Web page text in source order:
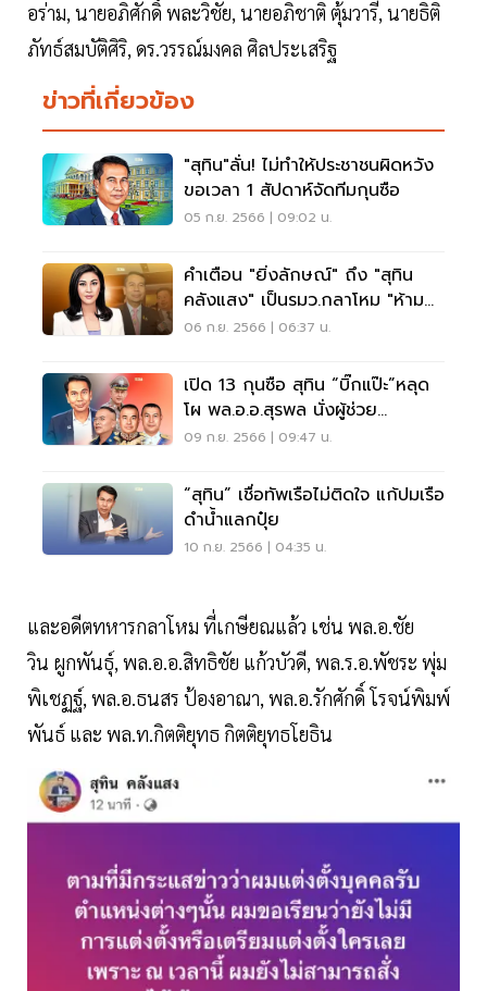
อร่าม, นายอภิศักดิ์ พละวิชัย, นายอภิชาติ ตุ้มวารี, นายธิติ
ภัทธ์สมบัติศิริ, ดร.วรรณ์มงคล ศิลประเสริฐ
ข่าวที่เกี่ยวข้อง
"สุทิน"ลั่น! ไม่ทำให้ประชาชนผิดหวัง
ขอเวลา 1 สัปดาห์จัดทีมกุนซือ
05 ก.ย. 2566 | 09:02 น.
คำเตือน "ยิ่งลักษณ์" ถึง "สุทิน
คลังแสง" เป็นรมว.กลาโหม "ห้าม
กร่าง"
06 ก.ย. 2566 | 06:37 น.
เปิด 13 กุนซือ สุทิน “บิ๊กแป๊ะ”หลุด
โผ พล.อ.อ.สุรพล นั่งผู้ช่วย
รมต.กลาโหม
09 ก.ย. 2566 | 09:47 น.
“สุทิน” เชื่อทัพเรือไม่ติดใจ แก้ปมเรือ
ดำน้ำแลกปุ๋ย
10 ก.ย. 2566 | 04:35 น.
และอดีตทหารกลาโหม ที่เกษียณแล้ว เช่น พล.อ.ชัย
วิน ผูกพันธุ์, พล.อ.อ.สิทธิชัย แก้วบัวดี, พล.ร.อ.พัชระ พุ่ม
พิเชฏฐ์, พล.อ.ธนสร ป้องอาณา, พล.อ.รักศักดิ์ โรจน์พิมพ์
พันธ์ และ พล.ท.กิตติยุทธ กิตติยุทธโยธิน